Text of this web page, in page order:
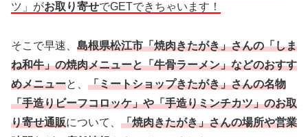
ツ」がお取り寄せでGETできちゃいます！
そこで早速、 島根県松江市「焼肉きたがき」さんの「しま
ね和牛」の焼肉メニューと「牛骨ラーメン」などのおすす
めメニューと、 「ミートショップきたがき」さんの名物
「手造りビーフコロッケ」や「手造りミンチカツ」のお取
り寄せ通販について、 「焼肉きたがき」さんの場所や営業